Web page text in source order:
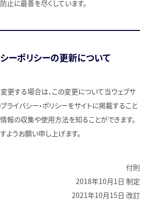
に最善を尽くしています。
ーポリシーの更新について
更する場合は、この変更について当ウェブサ
ライバシー・ポリシーをサイトに掲載すること
報の収集や使用方法を知ることができます。
ようお願い申し上げます。
付則
2018年10月1日 制定
2021年10月15日 改訂